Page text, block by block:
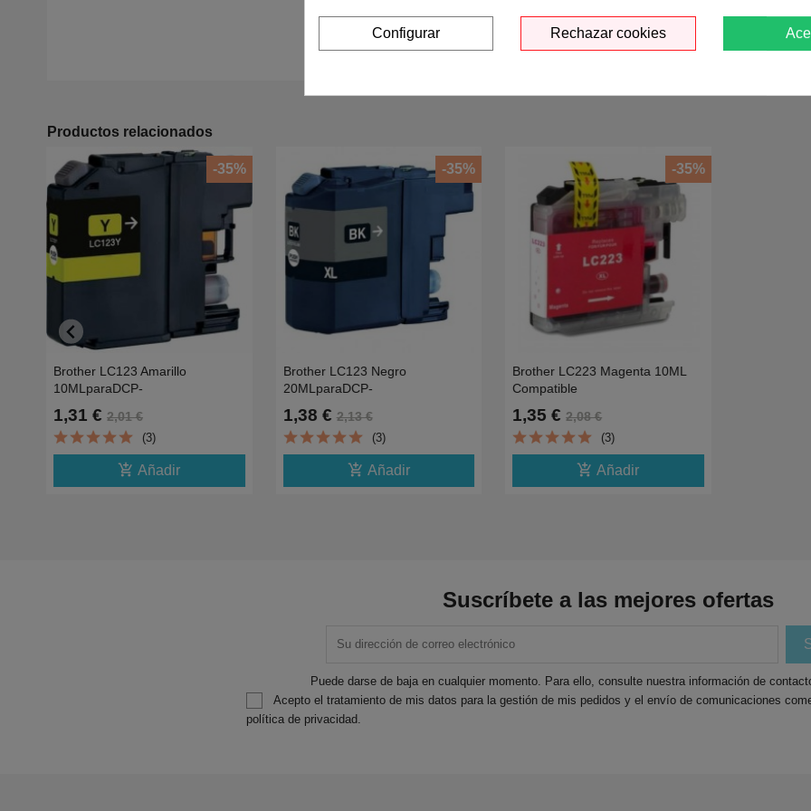
Opina sobre este
Productos relacionados
Brother LC123 Amarillo
10MLparaDCP-
J4410,J4510,J4610,J4710,J870DW
1,31 € 2,01 €
(3)
add_shopping_cart Añadir
-35%
Brother LC123 Negro
20MLparaDCP-
J4410,J4510,J4610,J4710,J870DW
1,38 € 2,13 €
(3)
add_shopping_cart Añadir
-35%
Brother LC223 Magenta 10ML
Compatible
1K
1,35 € 2,08 €
(3)
add_shopping_cart Añadir
-35%
Suscríbete a las mejores ofertas
Puede darse de baja en cualquier momento. Para ello, consulte nuestra información de
Acepto el tratamiento de mis datos para la gestión de mis pedidos y el envío de comunicaciones
política de privacidad.
Rechazar cookies
Configurar